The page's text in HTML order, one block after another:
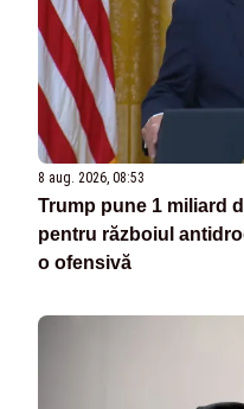
8 aug. 2026, 08:53
Trump pune 1 miliard
pentru războiul
o ofensivă